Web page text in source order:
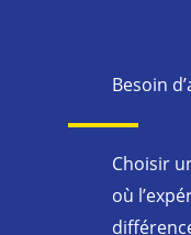
Besoin
Choisir
où